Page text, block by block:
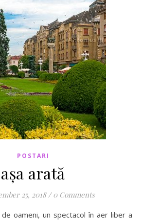
POSTARI
așa arată
25, 2018/ 0 Comments